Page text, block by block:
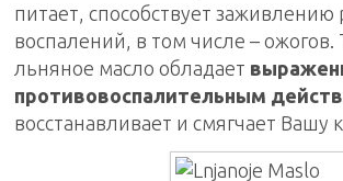
питает, способствует заживлению
воспалений, в том числе – ожогов.
льняное масло обладает
противовоспалительным
восстанавливает и смягчает Вашу